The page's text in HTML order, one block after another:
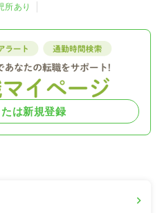
所あり
は新規登録